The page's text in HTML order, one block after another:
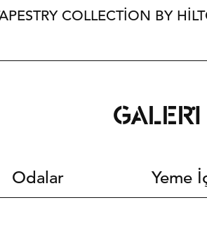
COLLECTION BY
GALERI
Odalar Yeme